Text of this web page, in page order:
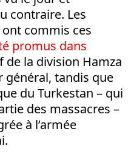
contraire. Les
commis ces
promus dans
de la division Hamza
général, tandis que
du Turkestan – qui
des massacres –
à l’armée